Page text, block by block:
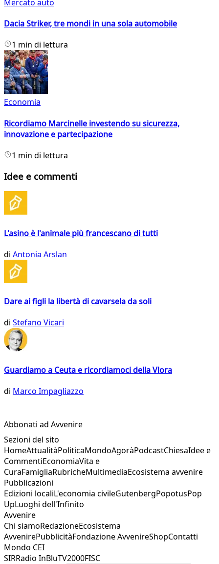
Mercato auto
Dacia Striker, tre mondi in una sola automobile
1 min di lettura
Economia
Ricordiamo Marcinelle investendo su sicurezza,
innovazione e partecipazione
1 min di lettura
Idee e commenti
L'asino è l'animale più francescano di tutti
di Antonia Arslan
Dare ai figli la libertà di cavarsela da soli
di Stefano Vicari
Guardiamo a Ceuta e ricordiamoci della Vlora
di Marco Impagliazzo
Abbonati ad Avvenire
Sezioni del sito
HomeAttualitàPoliticaMondoAgoràPodcastChiesaIdee e
CommentiEconomiaVita e
CuraFamigliaRubricheMultimediaEcosistema avvenire
Pubblicazioni
Edizioni localiL'economia civileGutenbergPopotusPop
UpLuoghi dell'Infinito
Avvenire
Chi siamoRedazioneEcosistema
AvvenirePubblicitàFondazione AvvenireShopContatti
Mondo CEI
SIRRadio InBluTV2000FISC